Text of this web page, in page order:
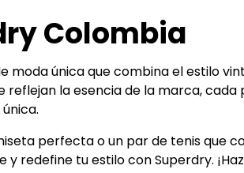
Colombia
moda única que combina el estilo
reflejan la esencia de la marca, cada
perfecta o un par de tenis que
y redefine tu estilo con Superdry.